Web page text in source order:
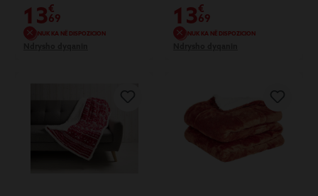
13€
69
NUK KA NË DISPOZICION
13€
69
NUK KA NË DISPOZICION